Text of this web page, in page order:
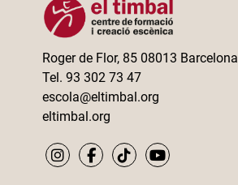
Roger de Flor, 85 08013 Barcelona
Tel. 93 302 73 47
escola@eltimbal.org
eltimbal.org